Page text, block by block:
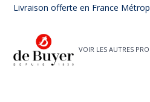
Livraison offerte en France
VOIR LES AUTRES